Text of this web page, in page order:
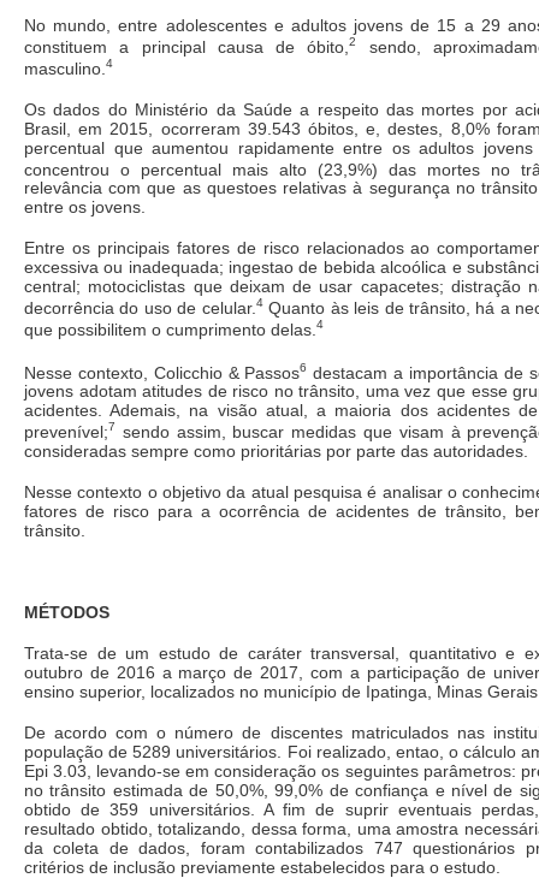
No mundo, entre adolescentes e adultos jovens de 15 a 29
constituem a principal causa de óbito,2
sendo,
masculino. 4
Os dados do Ministério da Saúde a respeito das mortes por
Brasil, em 2015, ocorreram 39.543 óbitos, e, destes, 8,0%
percentual que aumentou rapidamente entre os adultos
concentrou o percentual mais alto (23,9%) das mortes no
relevância com que as questoes relativas à segurança no
entre os jovens.
Entre os principais fatores de risco relacionados ao
excessiva ou inadequada; ingestao de bebida alcoólica e
central; motociclistas que deixam de usar capacetes; distração
decorrência do uso de celular. 4Quanto às leis de trânsito, há a
que possibilitem o cumprimento delas. 4
Nesse contexto, Colicchio & Passos6 destacam a importância de
jovens adotam atitudes de risco no trânsito, uma vez que esse
acidentes. Ademais, na visão atual, a maioria dos acidentes
prevenível;7
sendo assim, buscar medidas que visam à
consideradas sempre como prioritárias por parte das autoridades.
Nesse contexto o objetivo da atual pesquisa é analisar o
fatores de risco para a ocorrência de acidentes de trânsito,
trânsito.
MÉTODOS
Trata-se de um estudo de caráter transversal, quantitativo e
outubro de 2016 a março de 2017, com a participação de
ensino superior, localizados no município de Ipatinga, Minas
De acordo com o número de discentes matriculados nas
população de 5289 universitários. Foi realizado, entao, o cálculo
Epi 3.03, levando-se em consideração os seguintes parâmetros:
no trânsito estimada de 50,0%, 99,0% de confiança e nível de
obtido de 359 universitários. A fim de suprir eventuais
resultado obtido, totalizando, dessa forma, uma amostra
da coleta de dados, foram contabilizados 747 questionários
critérios de inclusão previamente estabelecidos para o estudo.